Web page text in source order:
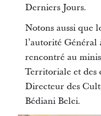
Derniers Jours.
Notons aussi que
l’autorité Général
rencontré au
Territoriale et des
Directeur des
Bédiani Belei.